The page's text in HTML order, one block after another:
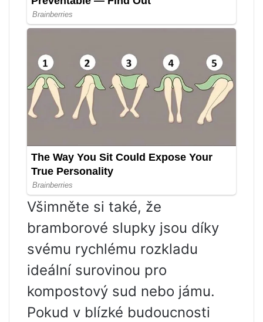
Všimněte si také, že
bramborové slupky jsou díky
svému rychlému rozkladu
ideální surovinou pro
kompostový sud nebo jámu.
Pokud v blízké budoucnosti